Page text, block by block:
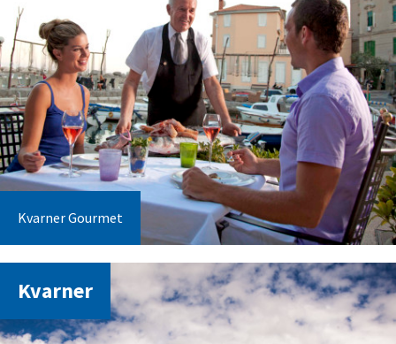
Kvarner Gourmet
Kvarner